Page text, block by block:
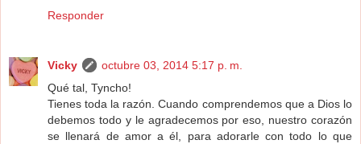
Responder
Vicky
octubre 03, 2014 5:17 p. m.
Qué tal, Tyncho!
Tienes toda la razón. Cuando comprendemos que a Dios lo
debemos todo y le agradecemos por eso, nuestro corazón
se llenará de amor a él, para adorarle con todo lo que